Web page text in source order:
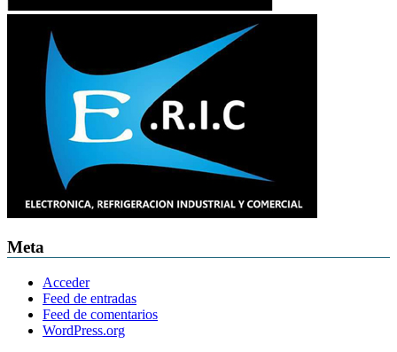
Meta
Acceder
Feed de entradas
Feed de comentarios
WordPress.org